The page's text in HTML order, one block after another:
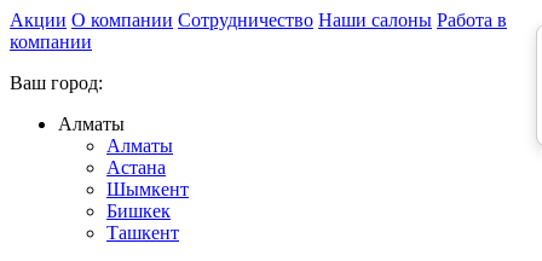
Акции О компании Сотрудничество Наши салоны Работа в
компании
Ваш город:
Алматы
Алматы
Астана
Шымкент
Бишкек
Ташкент